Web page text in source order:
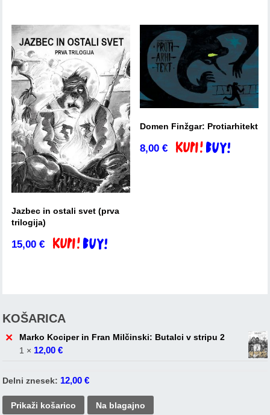
Jazbec in ostali svet (prva
trilogija)
15,00€ Dodaj v košarico
Domen Finžgar: Protiarhitekt
8,00€ Dodaj v košarico
KOŠARICA
×
Marko Kociper in Fran Milčinski: Butalci v stripu 2
1 × 12,00€
Delni znesek: 12,00€
Prikaži košarico Na blagajno